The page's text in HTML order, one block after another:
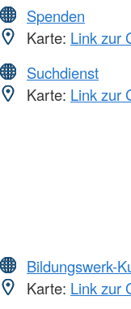
Spenden
Karte: Link zur
Suchdienst
Karte: Link zur
Bildungswerk-
Karte: Link zur